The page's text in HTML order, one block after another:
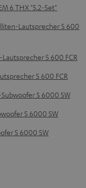
6 THX "5.2-Set"
Lautsprecher S 600
S 600 FCR
S 600 FCR
S 6000 SW
S 6000 SW
S 6000 SW